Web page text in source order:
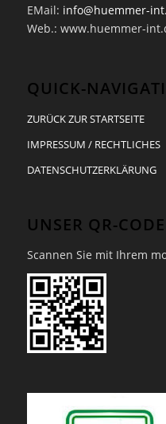
EMail: info@huemmer-
Web.: www.huemmer-
QUICK-
ZURÜCK ZUR STARTSEITE
IMPRESSUM / RECHTLICHES
DATENSCHUTZERKLÄRUNG
UNSER QR-CODE
Scannen Sie mit Ihrem